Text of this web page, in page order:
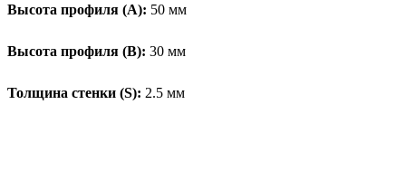
Высота профиля (А): 50 мм
Высота профиля (B): 30 мм
Толщина стенки (S): 2.5 мм